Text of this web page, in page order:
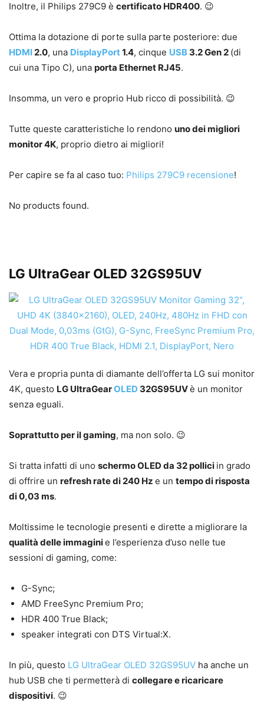
Inoltre, il Philips 279C9 è certificato HDR400. 😉
Ottima la dotazione di porte sulla parte posteriore: due
HDMI2.0, una DisplayPort1.4, cinque USB 3.2 Gen 2 (di
cui una Tipo C), una porta Ethernet RJ45.
Insomma, un vero e proprio Hub ricco di possibilità. 😉
Tutte queste caratteristiche lo rendono uno dei migliori
monitor 4K, proprio dietro ai migliori!
Per capire se fa al caso tuo: Philips 279C9 recensione!
No products found.
LG UltraGear OLED 32GS95UV
Vera e propria punta di diamante dell’offerta LG sui monitor
4K, questo LG UltraGearOLED 32GS95UVè un monitor
senza eguali.
Soprattutto per il gaming, ma non solo. 😉
Si tratta infatti di uno schermo OLED da 32 pollici in grado
di offrire un refresh rate di 240 Hz e un tempo di risposta
di 0,03 ms.
Moltissime le tecnologie presenti e dirette a migliorare la
qualità delle immaginie l’esperienza d’uso nelle tue
sessioni di gaming, come:
G-Sync;
AMD FreeSync Premium Pro;
HDR 400 True Black;
speaker integrati con DTS Virtual:X.
In più, questo LG UltraGear OLED 32GS95UV ha anche un
hub USB che ti permetterà di collegare e ricaricare
dispositivi. 😉